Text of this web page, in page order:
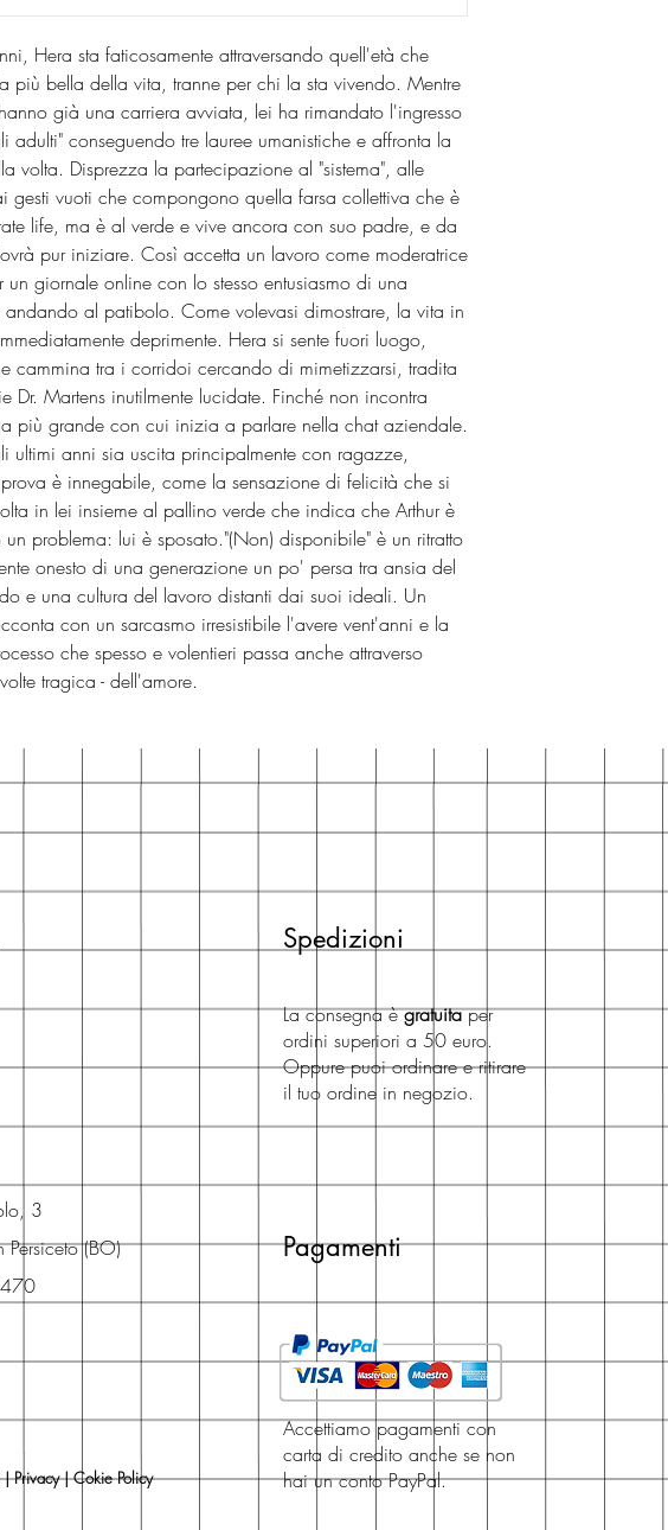
Hera sta faticosamente attraversando quell'età che
più bella della vita, tranne per chi la sta vivendo. Mentre
già una carriera avviata, lei ha rimandato l'ingresso
adulti" conseguendo tre lauree umanistiche e affronta la
volta. Disprezza la partecipazione al "sistema", alle
gesti vuoti che compongono quella farsa collettiva che è
life, ma è al verde e vive ancora con suo padre, e da
pur iniziare. Così accetta un lavoro come moderatrice
giornale online con lo stesso entusiasmo di una
andando al patibolo. Come volevasi dimostrare, la vita in
deprimente. Hera si sente fuori luogo,
cammina tra i corridoi cercando di mimetizzarsi, tradita
Dr. Martens inutilmente lucidate. Finché non incontra
più grande con cui inizia a parlare nella chat aziendale.
ultimi anni sia uscita principalmente con ragazze,
è innegabile, come la sensazione di felicità che si
in lei insieme al pallino verde che indica che Arthur è
problema: lui è sposato."(Non) disponibile" è un ritratto
onesto di una generazione un po' persa tra ansia del
e una cultura del lavoro distanti dai suoi ideali. Un
con un sarcasmo irresistibile l'avere vent'anni e la
che spesso e volentieri passa anche attraverso
tragica - dell'amore.
3
(BO)
|Privacy|Cokie Policy
Spedizioni
La consegna ègratuitaper
ordini superiori a 50 euro.
Oppure puoi ordinare e ritirare
il tuo ordine in negozio.
Pagamenti
Accettiamo pagamenti con
carta di credito anche se non
hai un conto PayPal.